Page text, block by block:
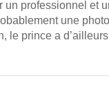
un professionnel et
une
le prince a